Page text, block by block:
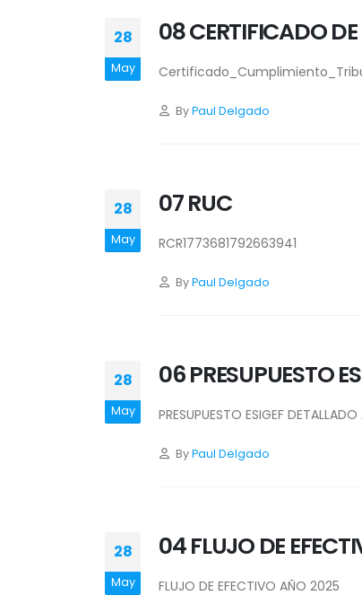
28
May
08 CERTIFICADO
ByPaul Delgado
28
May
07 RUC
RCR1773681792663941
ByPaul Delgado
28
May
06 PRESUPUESTO
PRESUPUESTO ESIGEF
ByPaul Delgado
28
May
04 FLUJO DE
FLUJO DE EFECTIVO AÑO 2025